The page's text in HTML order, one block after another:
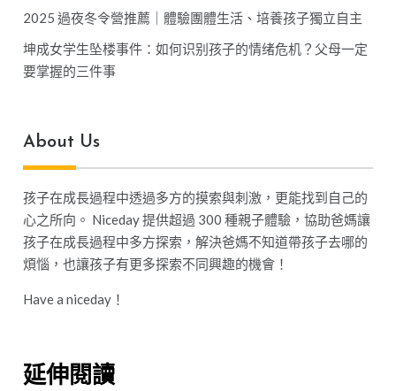
2025 過夜冬令營推薦｜體驗團體生活、培養孩子獨立自主
坤成女学生坠楼事件：如何识别孩子的情绪危机？父母一定
要掌握的三件事
About Us
孩子在成長過程中透過多方的摸索與刺激，更能找到自己的
心之所向。 Niceday 提供超過 300 種親子體驗，協助爸媽讓
孩子在成長過程中多方探索，解決爸媽不知道帶孩子去哪的
煩惱，也讓孩子有更多探索不同興趣的機會！
Have a niceday！
延伸閱讀